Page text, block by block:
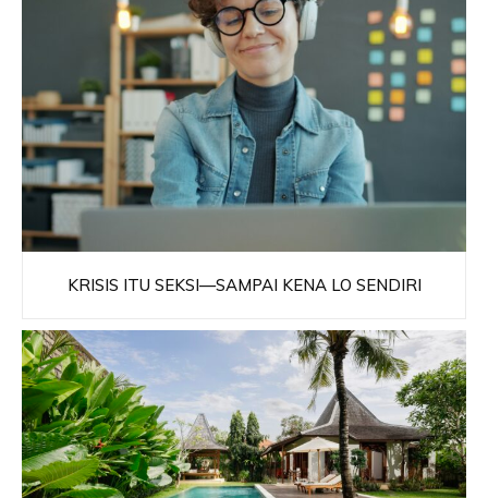
KRISIS ITU SEKSI—SAMPAI KENA LO SENDIRI